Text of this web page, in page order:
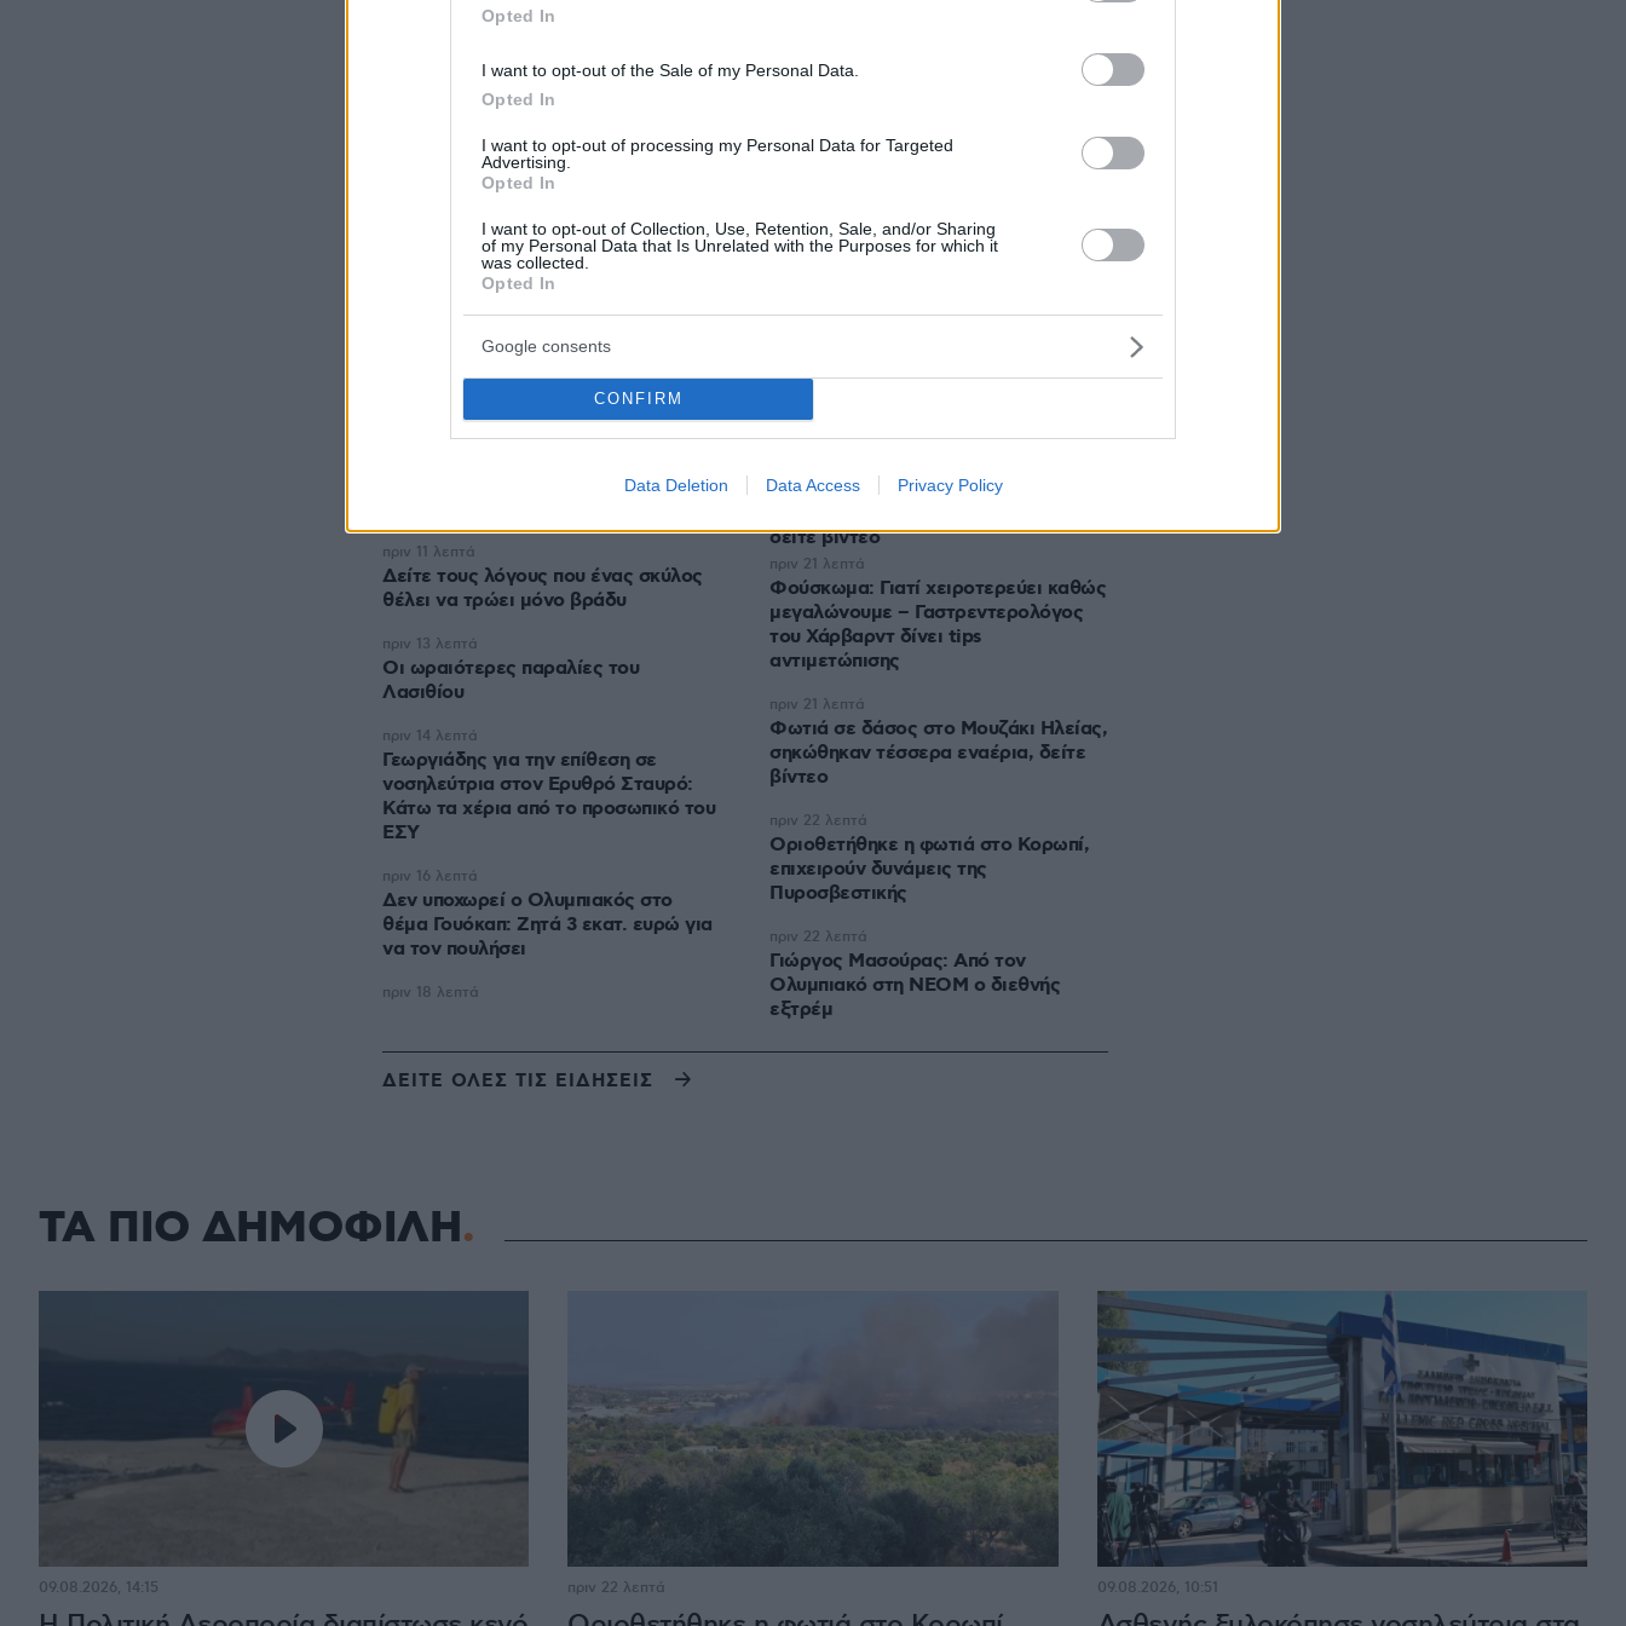
Opted In
I want to opt-out of the Sale of my Personal Data.
Opted In
I want to opt-out of processing my Personal Data for Targeted
Advertising.
Opted In
I want to opt-out of Collection, Use, Retention, Sale, and/or Sharing
of my Personal Data that Is Unrelated with the Purposes for which it
was collected.
Opted In
Google consents
CONFIRM
Data Deletion Data Access Privacy Policy
τις ειδήσεις
που συμβαίνουν, στοProtothema.gr
ΡΟΗ ΕΙΔΗΣΕΩΝ ΕιδήσειςΔημοφιλήΣχολιασμένα
Πώς θα καταλάβετε ότι τα μαλλιά
Δείτε τους λόγους που ένας σκύλος
θέλει να τρώει μόνο βράδυ
πριν 11 λεπτά
Οι ωραιότερες παραλίες του
Λασιθίου
πριν 13 λεπτά
Γεωργιάδης για την επίθεση σε
νοσηλεύτρια στον Ερυθρό Σταυρό:
Κάτω τα χέρια από το προσωπικό του
ΕΣΥ
πριν 14 λεπτά
Δεν υποχωρεί ο Ολυμπιακός στο
θέμα Γουόκαπ: Ζητά 3 εκατ. ευρώ για
να τον πουλήσει
πριν 16 λεπτά
το 2030: «Σε αμφισβήτησαν και εσύ
δείτε βίντεο
πριν 18 λεπτά
Φούσκωμα: Γιατί χειροτερεύει καθώς
μεγαλώνουμε – Γαστρεντερολόγος
του Χάρβαρντ δίνει tips
αντιμετώπισης
πριν 21 λεπτά
Φωτιά σε δάσος στο Μουζάκι Ηλείας,
σηκώθηκαν τέσσερα εναέρια, δείτε
βίντεο
πριν 21 λεπτά
Οριοθετήθηκε η φωτιά στο Κορωπί,
επιχειρούν δυνάμεις της
Πυροσβεστικής
πριν 22 λεπτά
Γιώργος Μασούρας: Από τον
Ολυμπιακό στη ΝΕΟΜ ο διεθνής
εξτρέμ
πριν 22 λεπτά
ΔΕΙΤΕ ΟΛΕΣ ΤΙΣ ΕΙΔΗΣΕΙΣ
ΤΑ ΠΙΟ ΔΗΜΟΦΙΛΗ
09.08.2026, 14:15 πριν 22 λεπτά 09.08.2026, 10:51